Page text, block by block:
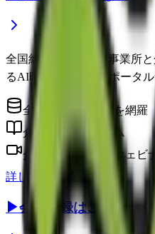
全国約22万件の介護事業所
るAI時代の介護情報ポータル
全国の介護事業所を網羅
介護に役立つコラム
介護のプロによるウェビ
詳しく見る
▶会員登録はこちら